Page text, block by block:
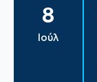
8
Ιούλ